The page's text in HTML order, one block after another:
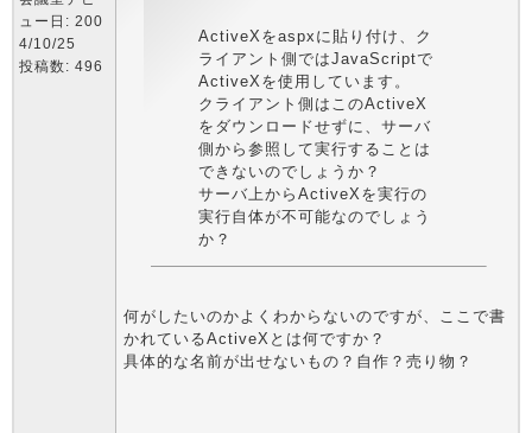
ュー日: 200
4/10/25
投稿数: 496
ActiveXをaspxに貼り付け、ク
ライアント側ではJavaScriptで
ActiveXを使用しています。
クライアント側はこのActiveX
をダウンロードせずに、サーバ
側から参照して実行することは
できないのでしょうか？
サーバ上からActiveXを実行の
実行自体が不可能なのでしょう
か？
何がしたいのかよくわからないのですが、ここで書
かれているActiveXとは何ですか？
具体的な名前が出せないもの？自作？売り物？